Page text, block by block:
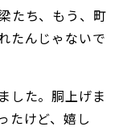
たち、もう、町
たんじゃないで
した。胴上げま
たけど、嬉し